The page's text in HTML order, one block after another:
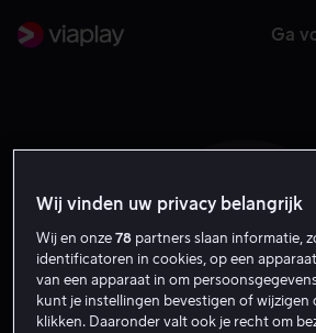
Ga
P A Z
Wij vinden uw privacy belangrijk
Wij en onze78 partners slaan informatie,
identificatoren in cookies, op een
van een apparaat in om
kunt je instellingen bevestigen of wijzigen
klikken. Daaronder valt ook je recht om